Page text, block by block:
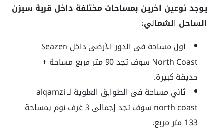
يوجد نوعين اخرين بمساحات مختلفة داخل قرية سيزن
الساحل الشمالي:
اول مساحة فى الدور الأرضى داخل Seazen
North Coast سوف تجد 90 متر مربع مساحة +
حديقة كبيرة.
ثاني مساحة فى الطوابق العلوية لـalqamzi
north coast
سوف تجد إجمالى 3 غرف نوم بمساحة
133 متر مربع.